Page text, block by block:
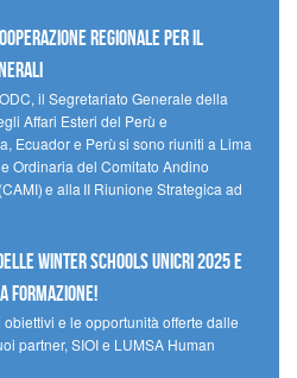
regionale per il
il Segretariato Generale della
Affari Esteri del Perù e
Ecuador e Perù si sono riuniti a Lima
Ordinaria del Comitato Andino
e alla II Riunione Strategica ad
Winter Schools UNICRI 2025 e
formazione!
e le opportunità offerte dalle
partner, SIOI e LUMSA Human